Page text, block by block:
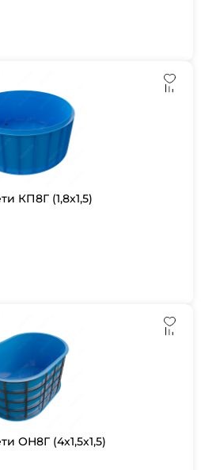
КП8Г (1,8х1,5)
ОН8Г (4х1,5х1,5)